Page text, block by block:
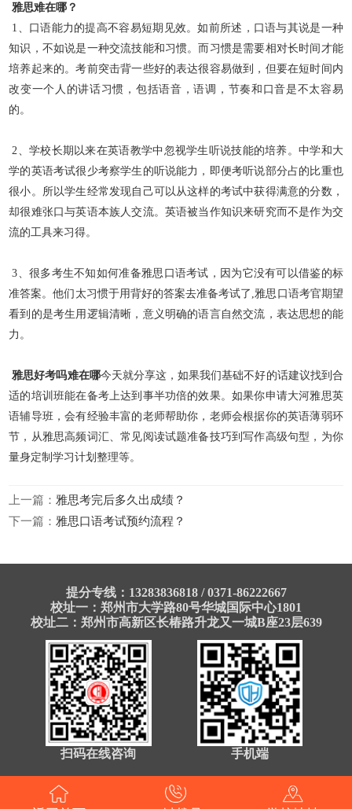
雅思难在哪？
1、口语能力的提高不容易短期见效。如前所述，口语与其说是一种
知识，不如说是一种交流技能和习惯。而习惯是需要相对长时间才能
培养起来的。考前突击背一些好的表达很容易做到，但要在短时间内
改变一个人的讲话习惯，包括语音，语调，节奏和口音是不太容易
的。
2、学校长期以来在英语教学中忽视学生听说技能的培养。中学和大
学的英语考试很少考察学生的听说能力，即便考听说部分占的比重也
很小。所以学生经常发现自己可以从这样的考试中获得满意的分数，
却很难张口与英语本族人交流。英语被当作知识来研究而不是作为交
流的工具来习得。
3、很多考生不知如何准备雅思口语考试，因为它没有可以借鉴的标
准答案。他们太习惯于用背好的答案去准备考试了,雅思口语考官期望
看到的是考生用逻辑清晰，意义明确的语言自然交流，表达思想 的能
力。
雅思好考吗难在哪今天就分享这，如果我们基础不好的话建议找到合
适的培训班能在备考上达到事半功倍的效果。如果你申请大河雅思英
语辅导班，会有经验丰富的老师帮助你，老师会根据你的英语薄弱环
节，从雅思高频词汇、常见阅读试题准备技巧到写作高级句型，为你
量身定制学习计划整理等。
上一篇：雅思考完后多久出成绩？
下一篇： 雅思口语考试预约流程？
提分专线：13283836818 / 0371-86222667
校址一：郑州市大学路80号华城国际中心1801
校址二：郑州市高新区长椿路升龙又一城B座23层639
扫码在线咨询 手机端